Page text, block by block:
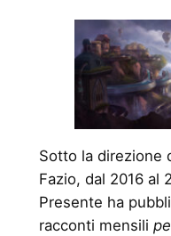
Sotto la direzione
Fazio, dal 2016 al
Presente ha
racconti mensili